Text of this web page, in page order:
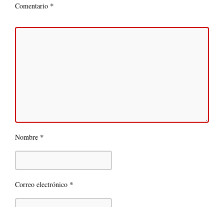
Comentario *
Nombre *
Correo electrónico *